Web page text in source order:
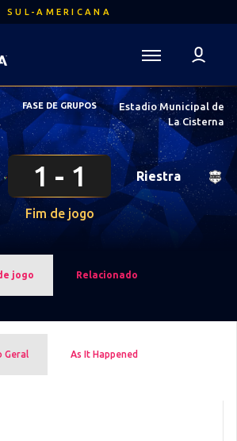
SUL-AMERICANA
FASE DE GRUPOS
Estadio Municipal de
La Cisterna
1 1 Riestra
Fim de jogo
jogo Relacionado
Geral As It Happened